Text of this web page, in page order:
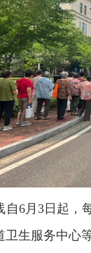
自6月3日起，
生服务中心